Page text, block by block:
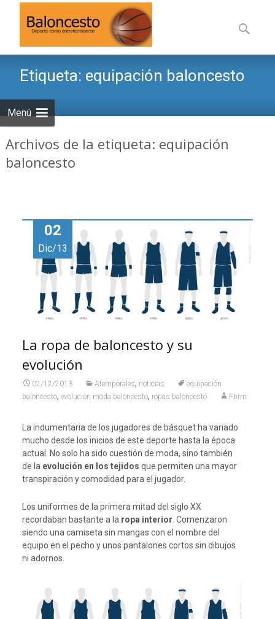
Menú
alBuscar:
Etiqueta: equipación baloncesto
Archivos de la etiqueta: equipación
baloncesto
02
Dic/13
La ropa de baloncesto y su
evolución
02/12/2013 Atemporales, noticias
equipación
baloncesto, evolución moda baloncesto, ropas baloncesto Fbrm
La indumentaria de los jugadores de básquet ha variado
mucho desde los inicios de este deporte hasta la época
actual. No solo ha sido cuestión de moda, sino también
de la evolución en los tejidos que permiten una mayor
transpiración y comodidad para el jugador.
Los uniformes de la primera mitad del siglo XX
recordaban bastante a la ropa interior . Comenzaron
siendo una camiseta sin mangas con el nombre del
equipo en el pecho y unos pantalones cortos sin dibujos
ni adornos.